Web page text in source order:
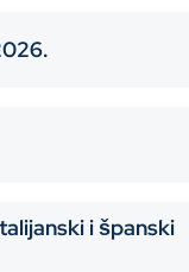
i španski